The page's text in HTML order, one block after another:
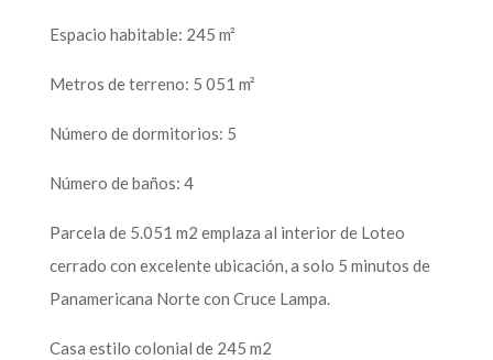
Espacio habitable: 245 m²
Metros de terreno: 5 051 m²
Número de dormitorios: 5
Número de baños: 4
Parcela de 5.051 m2 emplaza al interior de Loteo
cerrado con excelente ubicación, a solo 5 minutos de
Panamericana Norte con Cruce Lampa.
Casa estilo colonial de 245 m2